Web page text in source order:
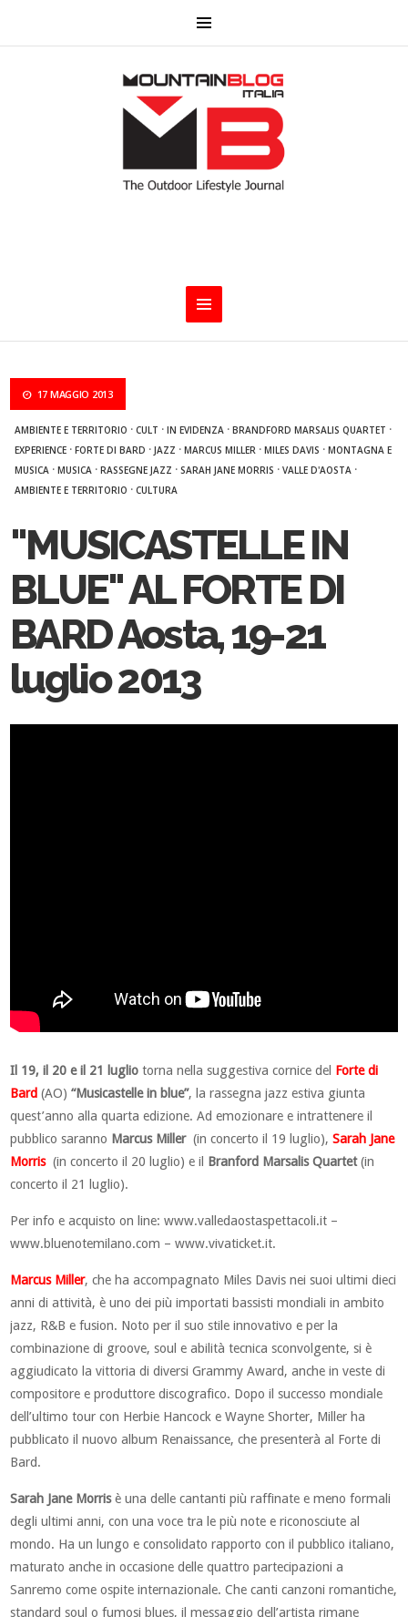
17 MAGGIO 2013
AMBIENTE E TERRITORIO ·CULT ·IN EVIDENZA ·BRANDFORD MARSALIS QUARTET ·
EXPERIENCE ·FORTE DI BARD ·JAZZ ·MARCUS MILLER ·MILES DAVIS ·MONTAGNA E
MUSICA ·MUSICA ·RASSEGNE JAZZ ·SARAH JANE MORRIS ·VALLE D'AOSTA ·
AMBIENTE E TERRITORIO ·CULTURA
"MUSICASTELLE IN
BLUE" AL FORTE DI
BARD Aosta, 19-21
luglio 2013
Il 19, il 20 e il 21 luglio torna nella suggestiva cornice del Forte di
Bard (AO)“Musicastelle in blue”, la rassegna jazz estiva giunta
quest’anno alla quarta edizione. Ad emozionare e intrattenere il
pubblico saranno Marcus Miller(in concerto il 19 luglio),Sarah Jane
Morris(in concerto il 20 luglio) e il Branford Marsalis Quartet(in
concerto il 21 luglio).
Per info e acquisto on line: www.valledaostaspettacoli.it –
www.bluenotemilano.com – www.vivaticket.it.
Marcus Miller, che ha accompagnato Miles Davis nei suoi ultimi dieci
anni di attività, è uno dei più importati bassisti mondiali in ambito
jazz, R&B e fusion. Noto per il suo stile innovativo e per la
combinazione di groove, soul e abilità tecnica sconvolgente, si è
aggiudicato la vittoria di diversi Grammy Award, anche in veste di
compositore e produttore discografico. Dopo il successo mondiale
dell’ultimo tour con Herbie Hancock e Wayne Shorter, Miller ha
pubblicato il nuovo album Renaissance, che presenterà al Forte di
Bard.
Sarah Jane Morrisè una delle cantanti più raffinate e meno formali
degli ultimi anni, con una voce tra le più note e riconosciute al
mondo. Ha un lungo e consolidato rapporto con il pubblico italiano,
maturato anche in occasione delle quattro partecipazioni a
Sanremo come ospite internazionale. Che canti canzoni romantiche,
standard soul o fumosi blues, il messaggio dell’artista rimane